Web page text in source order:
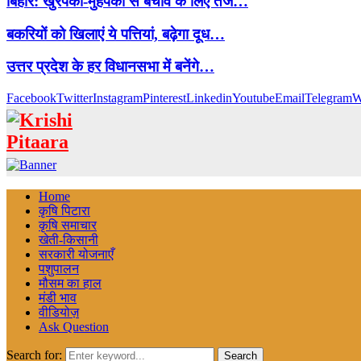
बकरियों को खिलाएं ये पत्तियां, बढ़ेगा दूध…
उत्तर प्रदेश के हर विधानसभा में बनेंगे…
FacebookTwitterInstagramPinterestLinkedinYoutubeEmailTelegram
Home
कृषि पिटारा
कृषि समाचार
खेती-किसानी
सरकारी योजनाएँ
पशुपालन
मौसम का हाल
मंडी भाव
वीडियोज़
Ask Question
Search for: Search